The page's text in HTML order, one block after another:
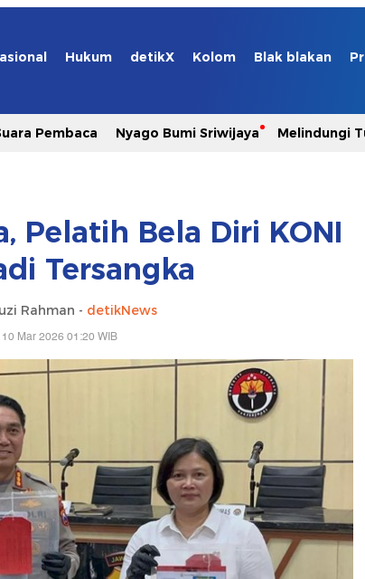
Hukum detikX Kolom Blak blakan
Pembaca Nyago Bumi Sriwijaya Melindungi
Pelatih Bela Diri KONI
Tersangka
Rahman - detikNews
Mar 2026 01:20 WIB